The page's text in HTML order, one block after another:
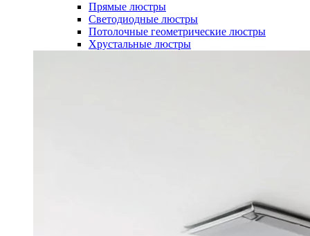
Прямые люстры
Светодиодные люстры
Потолочные геометрические люстры
Хрустальные люстры